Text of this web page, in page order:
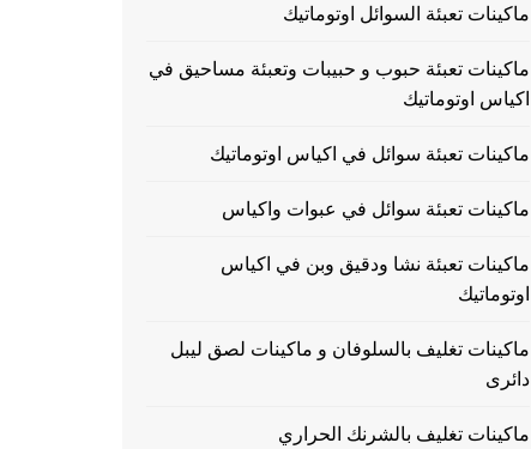
ماكينات تعبئة السوائل اوتوماتيك
ماكينات تعبئة حبوب و حبيبات وتعبئة مساحيق في
اكياس اوتوماتيك
ماكينات تعبئة سوائل في اكياس اوتوماتيك
ماكينات تعبئة سوائل في عبوات واكياس
ماكينات تعبئة نشا ودقيق وبن في اكياس
اوتوماتيك
ماكينات تغليف بالسلوفان و ماكينات لصق ليبل
دائرى
ماكينات تغليف بالشرنك الحراري